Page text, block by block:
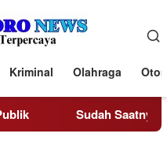
Kriminal Olahraga
Sudah Saatnya